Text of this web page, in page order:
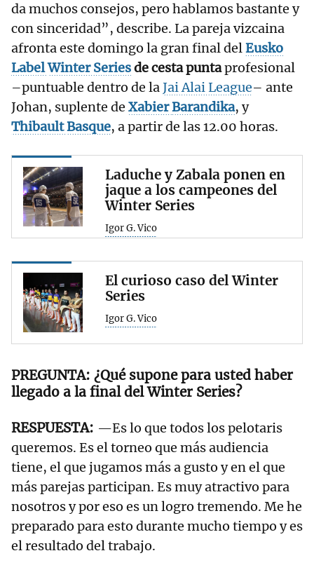
da muchos consejos, pero hablamos bastante y
con sinceridad”, describe. La pareja vizcaina
afronta este domingo la gran final delEusko
LabelWinterSeriesde cesta puntaprofesional
–puntuable dentro de laJai Alai League– ante
Johan, suplente de XabierBarandika, y
ThibaultBasque, a partir de las 12.00 horas.
Laduche y Zabala ponen en
jaque a los campeones del
Winter Series
Igor G. Vico
El curioso caso del Winter
Series
Igor G. Vico
¿Qué supone para usted haber
llegado a la final del Winter Series?
—Es lo que todos los pelotaris
queremos. Es el torneo que más audiencia
tiene, el que jugamos más a gusto y en el que
más parejas participan. Es muy atractivo para
nosotros y por eso es un logro tremendo. Me he
preparado para esto durante mucho tiempo y es
el resultado del trabajo.